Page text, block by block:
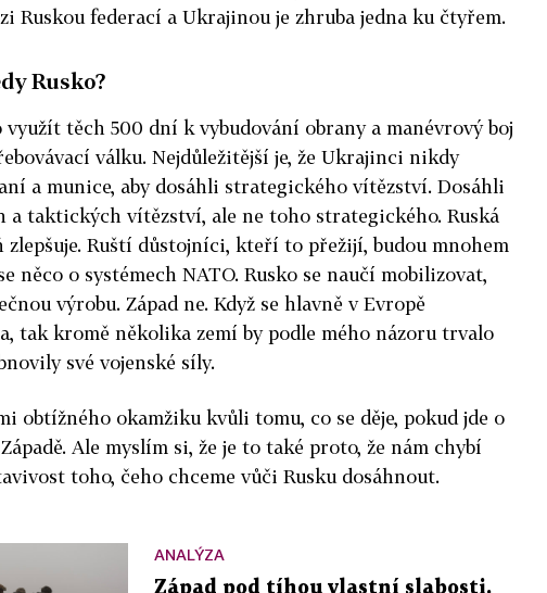
Ruskou federací a Ukrajinou je zhruba jedna ku čtyřem.
Rusko?
využít těch 500 dní k vybudování obrany a manévrový boj
válku. Nejdůležitější je, že Ukrajinci nikdy
a munice, aby dosáhli strategického vítězství. Dosáhli
a taktických vítězství, ale ne toho strategického. Ruská
zlepšuje. Ruští důstojníci, kteří to přežijí, budou mnohem
něco o systémech NATO. Rusko se naučí mobilizovat,
výrobu. Západ ne. Když se hlavně v Evropě
tak kromě několika zemí by podle mého názoru trvalo
své vojenské síly.
obtížného okamžiku kvůli tomu, co se děje, pokud jde o
Ale myslím si, že je to také proto, že nám chybí
toho, čeho chceme vůči Rusku dosáhnout.
ANALÝZA
Západ pod tíhou vlastní slabosti.